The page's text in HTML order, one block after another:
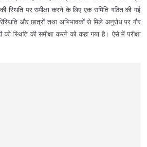
स्थिति पर समीक्षा करने के लिए एक समिति गठित की गई
और छात्रों तथा अभिभावकों से मिले अनुरोध पर गौर
स्थिति की समीक्षा करने को कहा गया है। ऐसे में परीक्षा